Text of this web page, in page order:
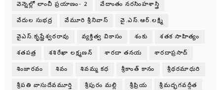
వెన్నెల్లో లాంచీ ప్రయాణం- 2 వేదాంతం నరసింహశాస్త్రి
వేదుల సుభద్ర వేమూరి శ్రీనివాస్ వై.ఎస్.ఆర్.లక్ష్మి
వైఎస్.కృష్ణేశ్వరరావు వ్యక్తిత్వ వికాసం శంకు శతక సాహిత్యం
శతపత్ర శశిరేఖా లక్ష్మణన్ శారదా తనయ శారదాప్రసాద్
శింజారవం శివం శివమ్మ కధ శ్రీకాంత్ కానం శ్రీథరమాధురి
శ్రీపతి వాసుదేవమూర్తి శ్రీపురం మల్లి శ్రీప్రియ శ్రీమద్భగవద్గీత